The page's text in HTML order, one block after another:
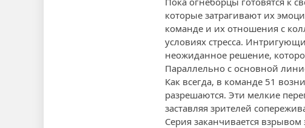
которые затрагивают их
команде и их отношения с
условиях стресса.
неожиданное решение,
Параллельно с основной
Как всегда, в команде 51
разрешаются. Эти мелкие
заставляя зрителей
Серия заканчивается